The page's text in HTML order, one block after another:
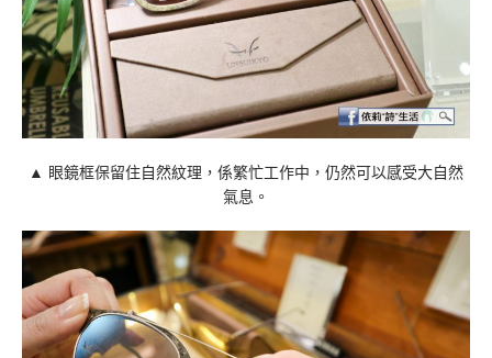
▲ 眼鏡框保留住⾃然紋理，係繁忙工作中，仍然可以感受⼤⾃然
氣息。